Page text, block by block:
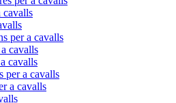
cavalls
per a cavalls
cavalls
cavalls
per a cavalls
a cavalls